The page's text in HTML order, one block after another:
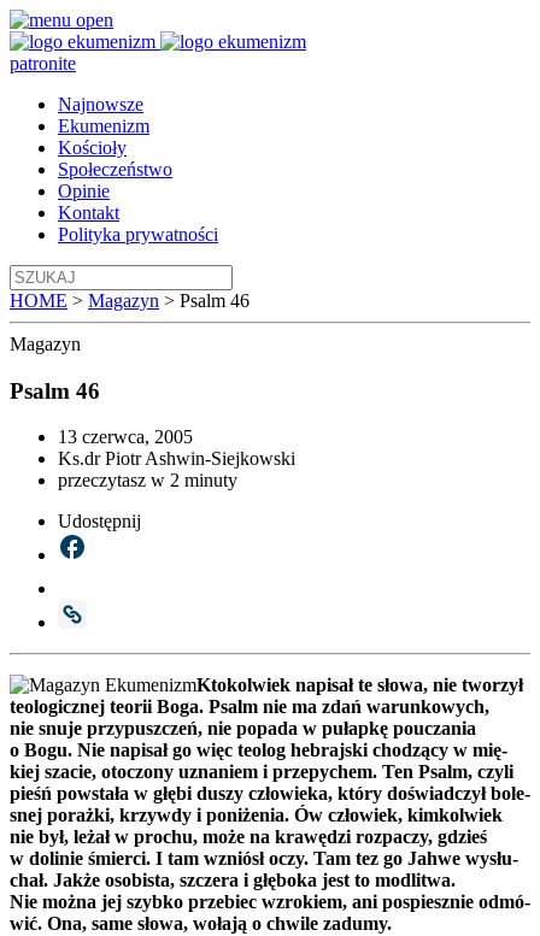
patronite
Najnowsze
Ekumenizm
Kościoły
Społeczeństwo
Opinie
Kontakt
Polityka prywatności
HOME > Magazyn > Psalm 46
Magazyn
Psalm 46
13 czerwca, 2005
Ks.dr Piotr Ashwin-Siejkowski
przeczytasz w 2 minuty
Udostępnij
Kto­kol­wiek napi­sał te sło­wa, nie two­rzył
teo­lo­gicz­nej teo­rii Boga. Psalm nie ma zdań warun­ko­wych,
nie snu­je przy­pusz­czeń, nie popa­da w pułap­kę poucza­nia
o Bogu. Nie napi­sał go więc teo­log hebraj­ski cho­dzą­cy w mię­
kiej sza­cie, oto­czo­ny uzna­niem i prze­py­chem. Ten Psalm, czy­li
pieśń powsta­ła w głę­bi duszy czło­wie­ka, któ­ry doświad­czył bole­
snej poraż­ki, krzyw­dy i poni­że­nia. Ów czło­wiek, kim­kol­wiek
nie był, leżał w pro­chu, może na kra­wę­dzi roz­pa­czy, gdzieś
w doli­nie śmier­ci. I tam wzniósł oczy. Tam tez go Jah­we wysłu­
chał. Jak­że oso­bi­sta, szcze­ra i głę­bo­ka jest to modli­twa.
Nie moż­na jej szyb­ko prze­biec wzro­kiem, ani pospiesz­nie odmó­
wić. Ona, same sło­wa, woła­ją o chwi­le zadu­my.